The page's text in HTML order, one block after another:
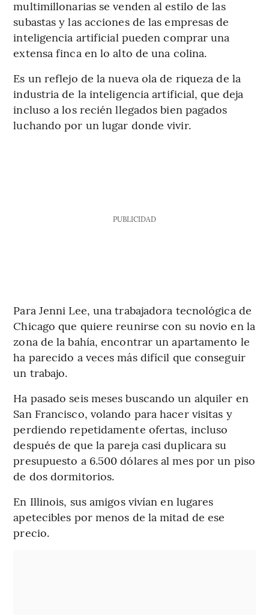
multimillonarias se venden al estilo de las
subastas y las acciones de las empresas de
inteligencia artificial pueden comprar una
extensa finca en lo alto de una colina.
Es un reflejo de la nueva ola de riqueza de la
industria de la inteligencia artificial, que deja
incluso a los recién llegados bien pagados
luchando por un lugar donde vivir.
PUBLICIDAD
Para Jenni Lee, una trabajadora tecnológica de
Chicago que quiere reunirse con su novio en la
zona de la bahía, encontrar un apartamento le
ha parecido a veces más difícil que conseguir
un trabajo.
Ha pasado seis meses buscando un alquiler en
San Francisco, volando para hacer visitas y
perdiendo repetidamente ofertas, incluso
después de que la pareja casi duplicara su
presupuesto a 6.500 dólares al mes por un piso
de dos dormitorios.
En Illinois, sus amigos vivían en lugares
apetecibles por menos de la mitad de ese
precio.